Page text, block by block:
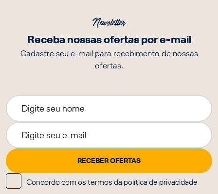
Newsletter
Receba nossas ofertas por e-mail
Cadastre seu e-mail para recebimento de nossas
ofertas.
Concordo com os termos da política de privacidade